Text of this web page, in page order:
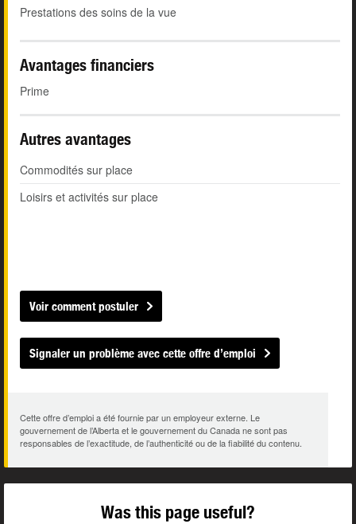
Prestations des soins de la vue
Avantages financiers
Prime
Autres avantages
Commodités sur place
Loisirs et activités sur place
Voir comment postuler
Signaler un problème avec cette offre d’emploi
Cette offre d’emploi a été fournie par un employeur externe. Le
gouvernement de l’Alberta et le gouvernement du Canada ne sont pas
responsables de l’exactitude, de l’authenticité ou de la fiabilité du contenu.
Was this page useful?